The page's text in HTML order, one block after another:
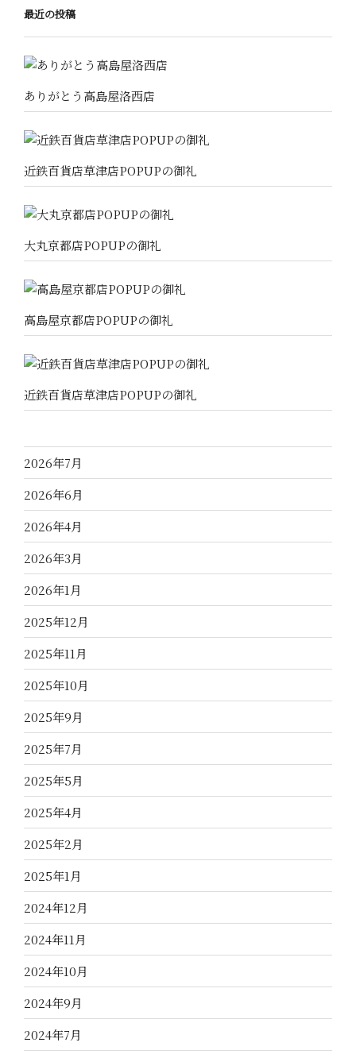
最近の投稿
ありがとう高島屋洛西店
近鉄百貨店草津店POPUPの御礼
大丸京都店POPUPの御礼
高島屋京都店POPUPの御礼
近鉄百貨店草津店POPUPの御礼
2026年7月
2026年6月
2026年4月
2026年3月
2026年1月
2025年12月
2025年11月
2025年10月
2025年9月
2025年7月
2025年5月
2025年4月
2025年2月
2025年1月
2024年12月
2024年11月
2024年10月
2024年9月
2024年7月